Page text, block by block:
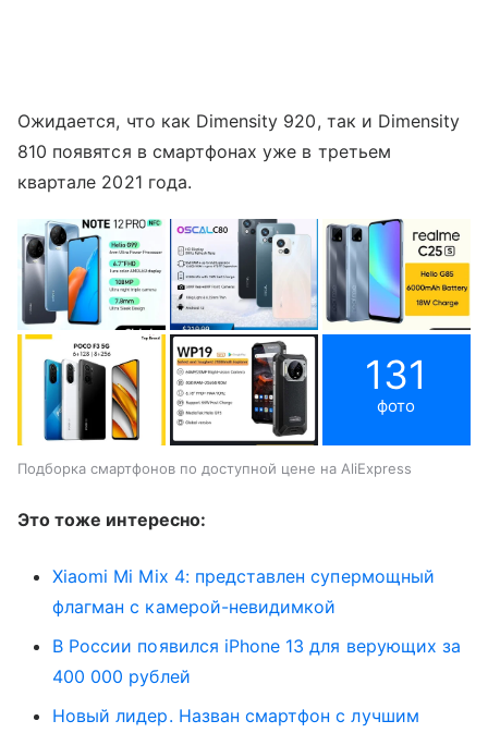
Ожидается, что как Dimensity 920, так и Dimensity
810 появятся в смартфонах уже в третьем
квартале 2021 года.
131
фото
Подборка смартфонов по доступной цене на AliExpress
Это тоже интересно:
Xiaomi Mi Mix 4: представлен супермощный
флагман с камерой-невидимкой
В России появился iPhone 13 для верующих за
400 000 рублей
Новый лидер. Назван смартфон с лучшим